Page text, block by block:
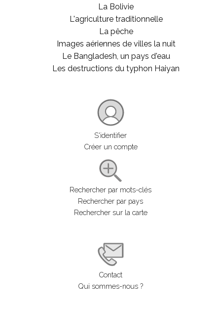
La Bolivie
L'agriculture traditionnelle
La pêche
Images aériennes de villes la nuit
Le Bangladesh, un pays d'eau
Les destructions du typhon Haiyan
S'identifier
Créer un compte
Rechercher par mots-clés
Rechercher par pays
Rechercher sur la carte
Contact
Qui sommes-nous ?